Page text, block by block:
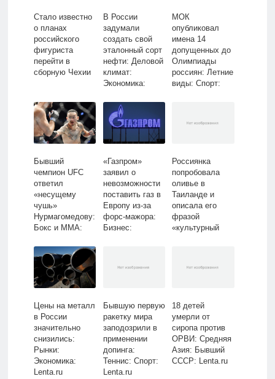
Стало известно
о планах
российского
фигуриста
перейти в
сборную Чехии
В России
задумали
создать свой
эталонный сорт
нефти: Деловой
климат:
Экономика:
МОК
опубликовал
имена 14
допущенных до
Олимпиады
россиян: Летние
виды: Спорт:
Бывший
чемпион UFC
ответил
«несущему
чушь»
Нурмагомедову:
Бокс и ММА:
«Газпром»
заявил о
невозможности
поставить газ в
Европу из-за
форс-мажора:
Бизнес:
Россиянка
попробовала
оливье в
Таиланде и
описала его
фразой
«культурный
Цены на металл
в России
значительно
снизились:
Рынки:
Экономика:
Lenta.ru
Бывшую первую
ракетку мира
заподозрили в
применении
допинга:
Теннис: Спорт:
Lenta.ru
18 детей
умерли от
сиропа против
ОРВИ: Средняя
Азия: Бывший
СССР: Lenta.ru